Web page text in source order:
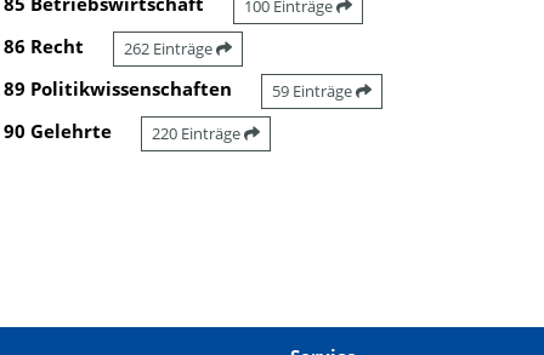
100 Einträge
86 Recht 262 Einträge
89 Politikwissenschaften 59 Einträge
90 Gelehrte 220 Einträge